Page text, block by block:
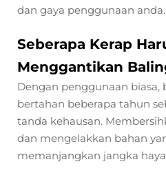
dan gaya penggunaan anda.
Seberapa Kerap
Menggantikan
Dengan penggunaan biasa,
bertahan beberapa tahun
tanda kehausan.
dan mengelakkan bahan
memanjangkan jangka